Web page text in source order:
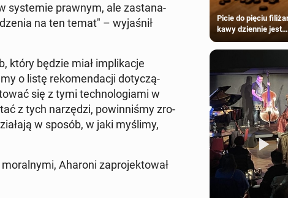
sys­te­mie prawnym, ale za­sta­na­
na ten temat" – wy­ja­śnił
który będzie miał im­pli­ka­cje
o listę re­ko­men­da­cji do­ty­czą­
się z tymi tech­no­lo­gia­mi w
z tych na­rzę­dzi, po­win­ni­śmy zro­
w sposób, w jaki myślimy,
Aharoni za­pro­jek­to­wał
Picie do pięciu
kawy dziennie jest
większości